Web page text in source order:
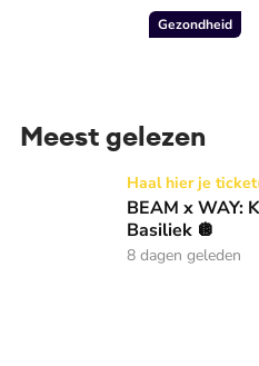
Gezondheid
Meest gelezen
BEAM x WAY: Kom naar ons
Haal hier je
BEAM x WAY:
Basiliek 🪩
8 dagen geleden